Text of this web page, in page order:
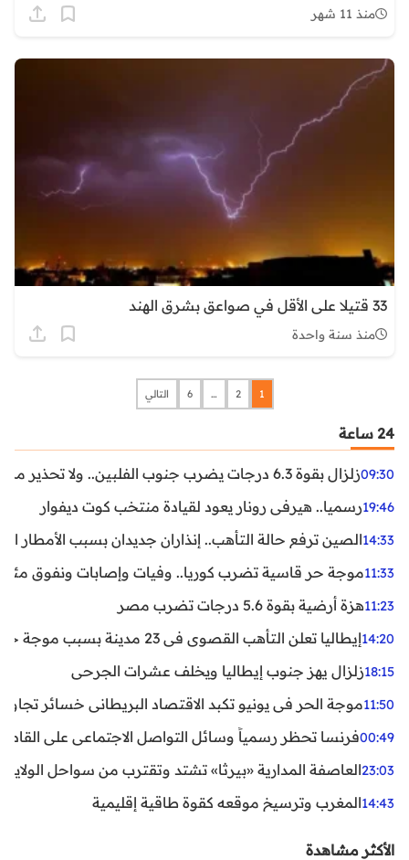
منذ 11 شهر
33 قتيلا على الأقل في صواعق بشرق الهند
منذ سنة واحدة
1
2
…
6 التالي
24 ساعة
09:30زلزال بقوة 6.3 درجات يضرب جنوب الفلبين.. ولا تحذير من تسونامي حتى الآن
19:46رسميا.. هيرفي رونار يعود لقيادة منتخب كوت ديفوار
14:33الصين ترفع حالة التأهب.. إنذاران جديدان بسبب الأمطار
11:33موجة حر قاسية تضرب كوريا.. وفيات وإصابات ونفوق مئات
11:23هزة أرضية بقوة 5.6 درجات تضرب مصر
14:20إيطاليا تعلن التأهب القصوى في 23 مدينة بسبب موجة حر شديدة
18:15زلزال يهز جنوب إيطاليا ويخلف عشرات الجرحى
11:50موجة الحر في يونيو تكبد الاقتصاد البريطاني خسائر تجاوزت 1.5 مليار
00:49فرنسا تحظر رسمياً وسائل التواصل الاجتماعي على القاصرين
23:03العاصفة المدارية «بيرثا» تشتد وتقترب من سواحل
14:43المغرب وترسيخ موقعه كقوة طاقية إقليمية
الأكثر مشاهدة